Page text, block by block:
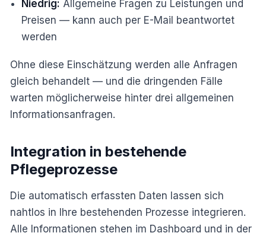
Niedrig: Allgemeine Fragen zu Leistungen und
Preisen — kann auch per E-Mail beantwortet
werden
Ohne diese Einschätzung werden alle Anfragen
gleich behandelt — und die dringenden Fälle
warten möglicherweise hinter drei allgemeinen
Informationsanfragen.
Integration in bestehende
Pflegeprozesse
Die automatisch erfassten Daten lassen sich
nahtlos in Ihre bestehenden Prozesse integrieren.
Alle Informationen stehen im Dashboard und in der